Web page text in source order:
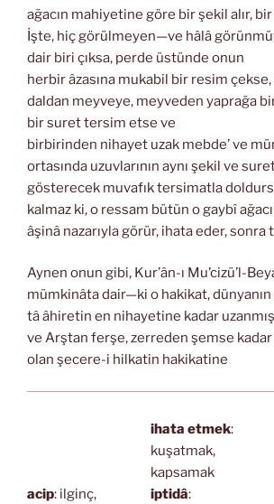
ağacın mahiyetine göre bir şekil alır,
İşte, hiç görülmeyen—ve hâlâ
dair biri çıksa, perde üstünde onun
herbir âzasına mukabil bir resim
daldan meyveye, meyveden yaprağa
bir suret tersim etse ve
birbirinden nihayet uzak mebde’ ve
ortasında uzuvlarının aynı şekil ve
gösterecek muvafık tersimatla
kalmaz ki, o ressam bütün o gaybî
âşinâ nazarıyla görür, ihata eder, sonra
Aynen onun gibi, Kur’ân-ı Mu’cizü’l-
mümkinâta dair—ki o hakikat,
tâ âhiretin en nihayetine kadar uzanmış
ve Arştan ferşe, zerreden şemse kadar
olan şecere-i hilkatin hakikatine
acip: ilginç,
ihata etmek:
kuşatmak,
kapsamak
iptidâ: